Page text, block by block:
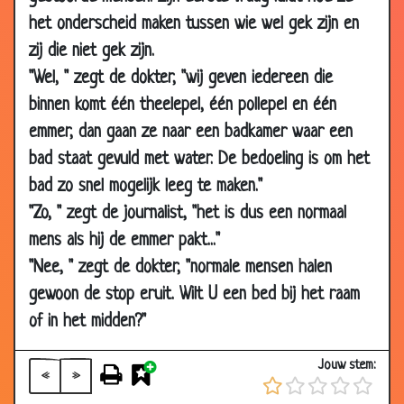
het onderscheid maken tussen wie wel gek zijn en
zij die niet gek zijn.
"Wel, " zegt de dokter, "wij geven iedereen die
binnen komt één theelepel, één pollepel en één
emmer, dan gaan ze naar een badkamer waar een
bad staat gevuld met water. De bedoeling is om het
bad zo snel mogelijk leeg te maken."
"Zo, " zegt de journalist, "het is dus een normaal
mens als hij de emmer pakt..."
"Nee, " zegt de dokter, "normale mensen halen
gewoon de stop eruit. Wilt U een bed bij het raam
of in het midden?"
« »
Jouw stem:
16 Aug
2006
Wratje 3.40
15 Aug
2006
Sla bij de psychiater
15 Aug
Skelet bij de psychiater 3.06
11 Aug
2006
Oogarts
2006
Linker pijp
21 Jul 2006 Slecht en goed nieuws
11 Jul 2006
Catherine Keyl
05 Jul 2006
Oud vrouwtje
3.14